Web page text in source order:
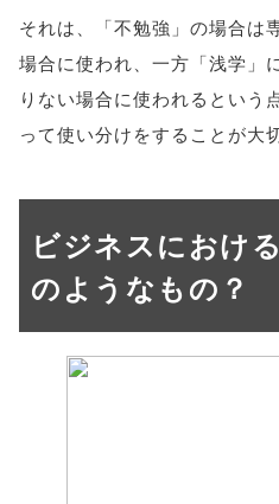
それは、「不勉強」の場合は
場合に使われ、一方「浅学」
りない場合に使われるという
って使い分けをすることが大
ビジネスにおけ
のようなもの？